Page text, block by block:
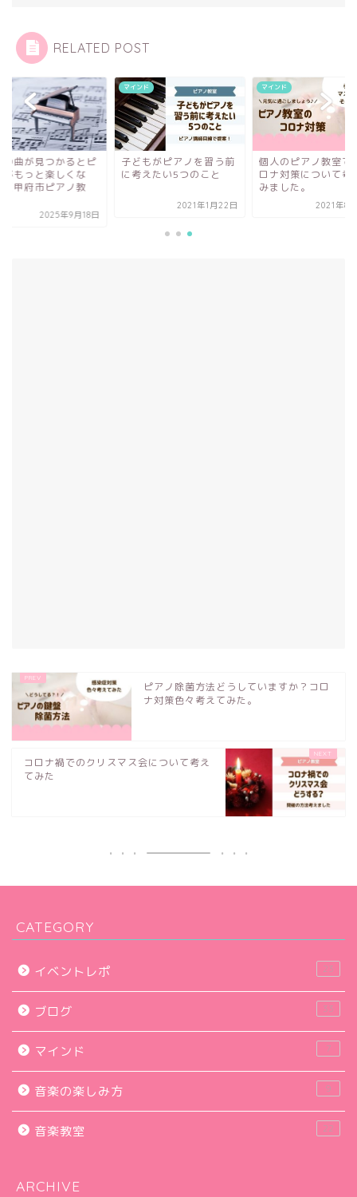
RELATED POST
の曲が見つかるとピ
がもっと楽しくな
【甲府市ピアノ教
2025年9月18日
マインド
子どもがピアノを習う前
に考えたい5つのこと
2021年1月22日
マインド
個人のピアノ教室で
ロナ対策について考
みました。
2021年8
ピアノ除菌方法どうしていますか？コロ
ナ対策色々考えてみた。
コロナ禍でのクリスマス会について考え
てみた
CATEGORY
イベントレポ 23
ブログ 33
マインド 7
音楽の楽しみ方 9
音楽教室 22
ARCHIVE